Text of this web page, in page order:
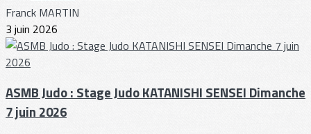
Franck MARTIN
3 juin 2026
ASMB Judo : Stage Judo KATANISHI SENSEI Dimanche
7 juin 2026